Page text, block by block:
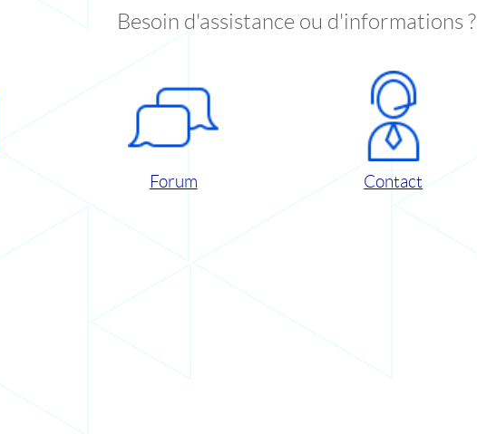
Besoin d'assistance ou d'informations ?
Forum Contact